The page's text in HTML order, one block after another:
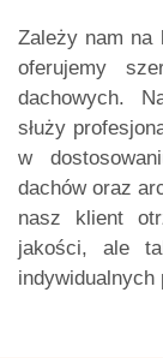
Zależy nam na
oferujemy
dachowych.
służy
w
dachów oraz
nasz klient
jakości, ale
indywidualnych